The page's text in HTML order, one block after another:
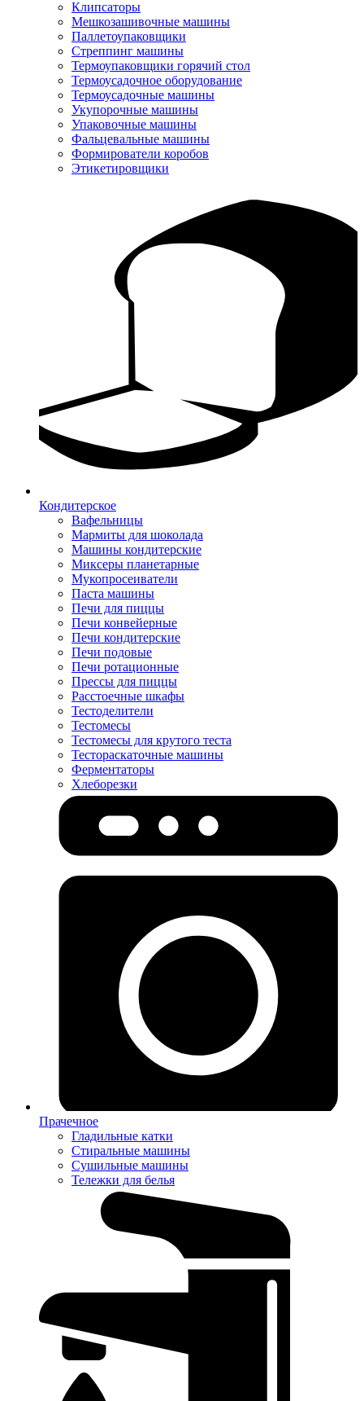
Клипсаторы
Мешкозашивочные машины
Паллетоупаковщики
Стреппинг машины
Термоупаковщики горячий стол
Термоусадочное оборудование
Термоусадочные машины
Укупорочные машины
Упаковочные машины
Фальцевальные машины
Формирователи коробов
Этикетировщики
Кондитерское
Вафельницы
Мармиты для шоколада
Машины кондитерские
Миксеры планетарные
Мукопросеиватели
Паста машины
Печи для пиццы
Печи конвейерные
Печи кондитерские
Печи подовые
Печи ротационные
Прессы для пиццы
Расстоечные шкафы
Тестоделители
Тестомесы
Тестомесы для крутого теста
Тестораскаточные машины
Ферментаторы
Хлеборезки
Прачечное
Гладильные катки
Стиральные машины
Сушильные машины
Тележки для белья